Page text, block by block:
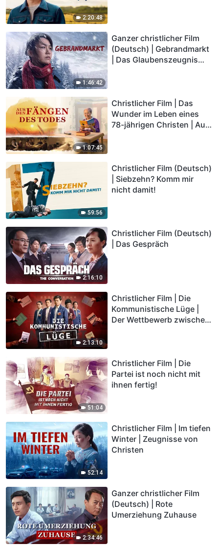
2:20:48
1:46:42
Ganzer christlicher Film
(Deutsch) | Gebrandmarkt
| Das Glaubenszeugnis
1:07:45
Christlicher Film | Das
Wunder im Leben eines
78-jährigen Christen | Aus
59:56
Christlicher Film (Deutsch)
| Siebzehn? Komm mir
nicht damit!
2:16:10
Christlicher Film (Deutsch)
| Das Gespräch
2:13:10
Christlicher Film | Die
Kommunistische Lüge |
Der Wettbewerb zwischen
51:04
Christlicher Film | Die
Partei ist noch nicht mit
ihnen fertig!
52:14
Christlicher Film | Im tiefen
Winter | Zeugnisse von
Christen
2:34:46
Ganzer christlicher Film
(Deutsch) | Rote
Umerziehung Zuhause